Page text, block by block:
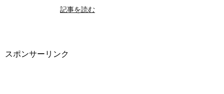
記事を読む
スポンサーリンク